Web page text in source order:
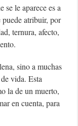
se le aparece es a
puede atribuir, por
ternura, afecto,
sino a muchas
vida. Esta
la de un muerto,
en cuenta, para